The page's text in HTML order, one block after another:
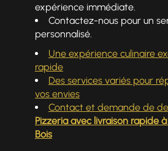
expérience immédiate.
Contactez-nous pour un
personnalisé.
Une expérience culinaire
rapide
Des services variés pour
vos envies
Contact et demande de
Pizzeria avec livraison rapide
Bois